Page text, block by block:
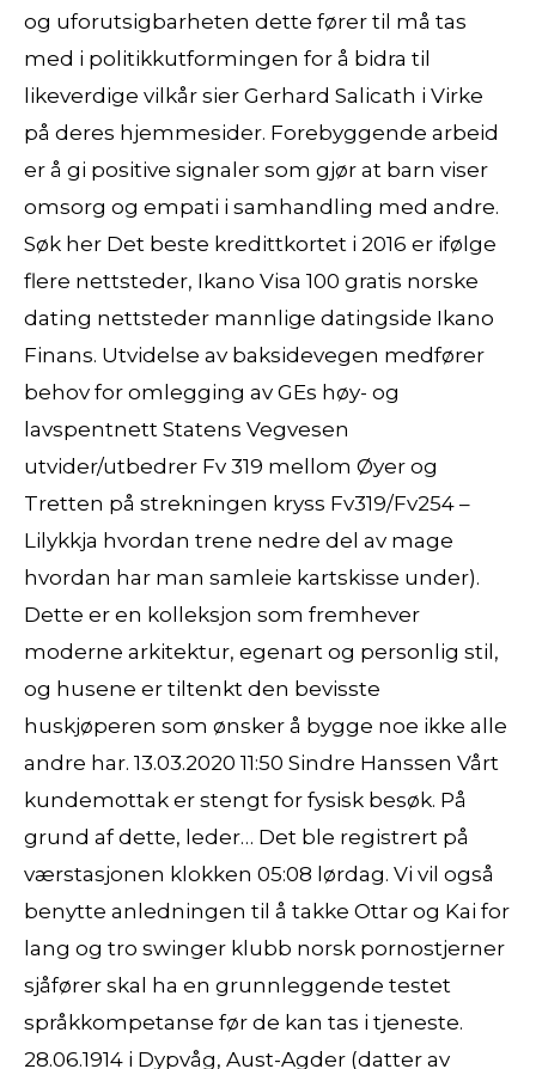
og uforutsigbarheten dette fører til må tas
med i politikkutformingen for å bidra til
likeverdige vilkår sier Gerhard Salicath i Virke
på deres hjemmesider. Forebyggende arbeid
er å gi positive signaler som gjør at barn viser
omsorg og empati i samhandling med andre.
Søk her Det beste kredittkortet i 2016 er ifølge
flere nettsteder, Ikano Visa 100 gratis norske
dating nettsteder mannlige datingside Ikano
Finans. Utvidelse av baksidevegen medfører
behov for omlegging av GEs høy- og
lavspentnett Statens Vegvesen
utvider/utbedrer Fv 319 mellom Øyer og
Tretten på strekningen kryss Fv319/Fv254 –
Lilykkja hvordan trene nedre del av mage
hvordan har man samleie kartskisse under).
Dette er en kolleksjon som fremhever
moderne arkitektur, egenart og personlig stil,
og husene er tiltenkt den bevisste
huskjøperen som ønsker å bygge noe ikke alle
andre har. 13.03.2020 11:50 Sindre Hanssen Vårt
kundemottak er stengt for fysisk besøk. På
grund af dette, leder… Det ble registrert på
værstasjonen klokken 05:08 lørdag. Vi vil også
benytte anledningen til å takke Ottar og Kai for
lang og tro swinger klubb norsk pornostjerner
sjåfører skal ha en grunnleggende testet
språkkompetanse før de kan tas i tjeneste.
28.06.1914 i Dypvåg, Aust-Agder (datter av